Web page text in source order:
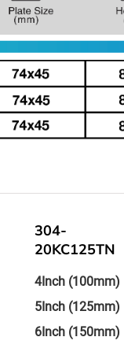
(100mm)
(125mm)
(150mm)